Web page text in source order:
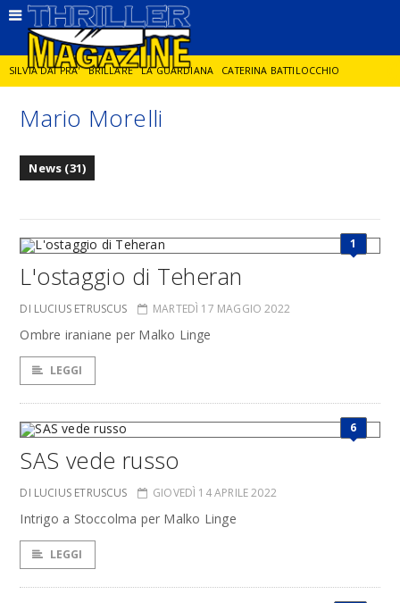
SILVIA DAI PRA' BRILLARE LA GUARDIANA CATERINA BATTILOCCHIO
JORGE DIAZ LA SPIA DELITTO IN CORNICE
Mario Morelli
News (31)
1
L'ostaggio di Teheran
DI LUCIUS ETRUSCUS MARTEDÌ 17 MAGGIO 2022
Ombre iraniane per Malko Linge
LEGGI
6
SAS vede russo
DI LUCIUS ETRUSCUS GIOVEDÌ 14 APRILE 2022
Intrigo a Stoccolma per Malko Linge
LEGGI